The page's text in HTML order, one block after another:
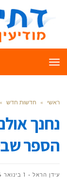
תפריט
ראשי » חדשות חדש »
נחנך
הספר
עידן הראל 1 בינואר 2014